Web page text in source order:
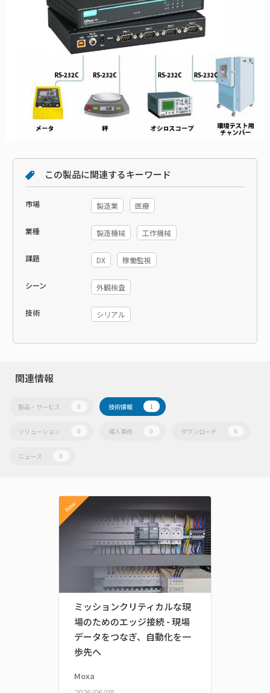
この製品に関連するキーワード
市場 製造業 医療
業種 製造機械 工作機械
課題 DX 稼働監視
シーン 外観検査
技術 シリアル
関連情報
製品・サービス 0 技術情報 1
ソリューション 0 導入事例 0 ダウンロード 0
ニュース 0
New
ミッションクリティカルな現
場のためのエッジ接続 - 現場
データをつなぎ、自動化を一
歩先へ
Moxa